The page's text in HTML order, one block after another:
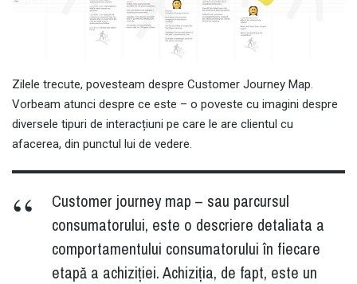
Zilele trecute, povesteam despre Customer Journey Map.
Vorbeam atunci despre ce este – o poveste cu imagini despre
diversele tipuri de interacțiuni pe care le are clientul cu
afacerea, din punctul lui de vedere.
Customer journey map – sau parcursul
consumatorului, este o descriere detaliata a
comportamentului consumatorului în fiecare
etapă a achiziției. Achiziția, de fapt, este un